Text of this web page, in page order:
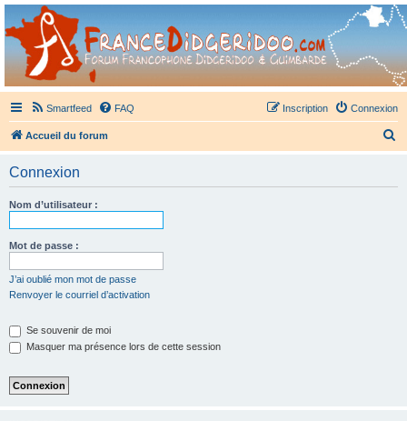
France Didgeridoo
Didgeridoo et Guimbarde sur France Didgeridoo - retrouvez la communauté.
Smartfeed FAQ Connexion
Inscription
Accueil du forum
Connexion
Nom d’utilisateur :
Mot de passe :
J’ai oublié mon mot de passe
Renvoyer le courriel d’activation
Se souvenir de moi
Masquer ma présence lors de cette session